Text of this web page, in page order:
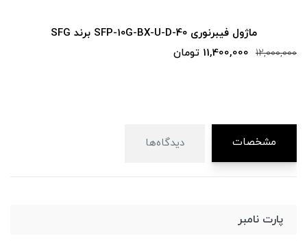
ماژول فیبرنوری SFP-10G-BX-U-D-40 برند SFG
12,000,000 11,400,000 تومان
مشخصات دیدگاه‌ها
پارت نامبر